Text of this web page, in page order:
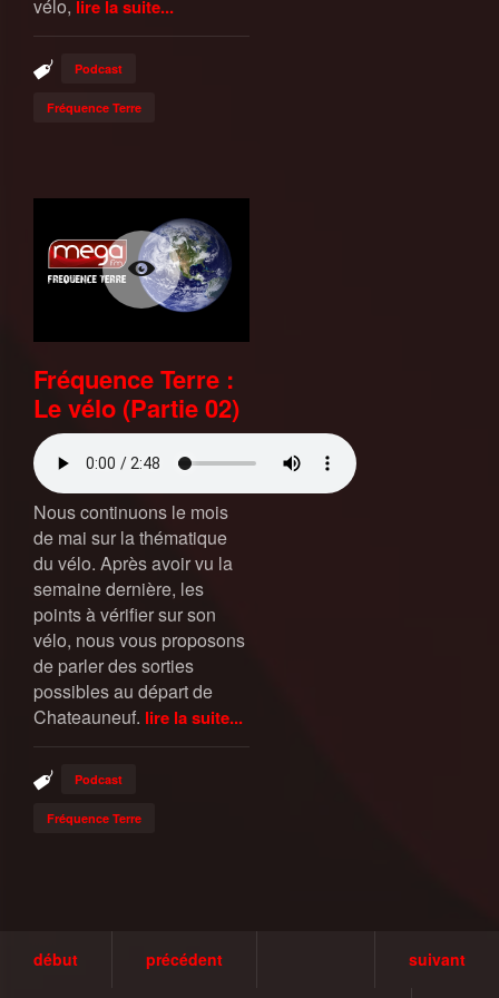
vélo, lire la suite...
Podcast
Fréquence Terre
Fréquence Terre :
Le vélo (Partie 02)
Nous continuons le mois
de mai sur la thématique
du vélo. Après avoir vu la
semaine dernière, les
points à vérifier sur son
vélo, nous vous proposons
de parler des sorties
possibles au départ de
Chateauneuf. lire la suite...
Podcast
Fréquence Terre
début précédent suivant